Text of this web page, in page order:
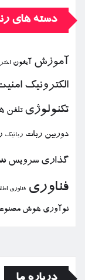
دسته های
آموزش آیفون
الكترونیك
تكنولوژی تلفن
دوربین ربات رباتیك
گذاری سرویس
فناوری فناوری
نوآوری هوش